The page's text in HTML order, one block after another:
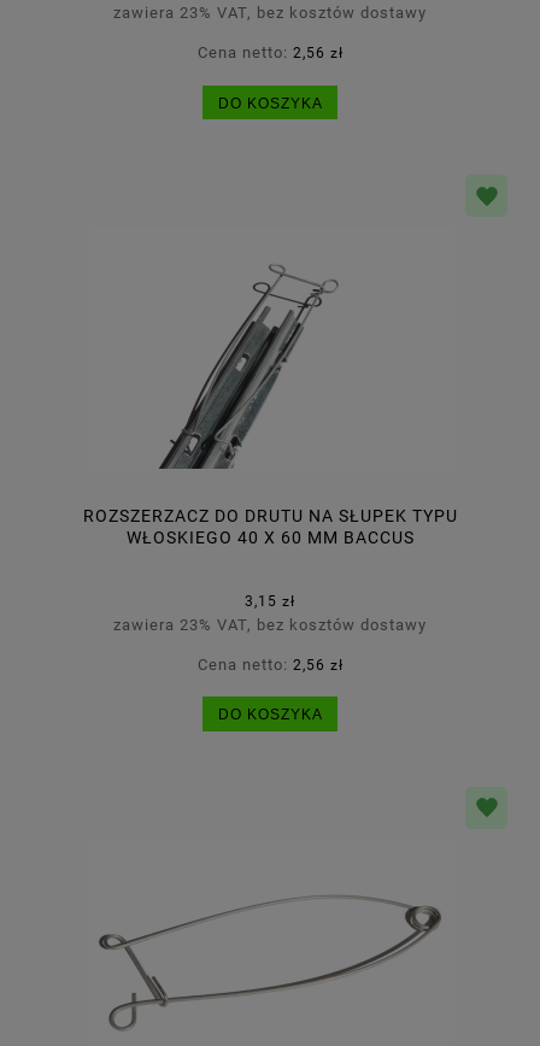
zawiera 23% VAT, bez kosztów dostawy
Cena netto: 2,56 zł
DO KOSZYKA
ROZSZERZACZ DO DRUTU NA SŁUPEK TYPU
WŁOSKIEGO 40 X 60 MM BACCUS
3,15 zł
zawiera 23% VAT, bez kosztów dostawy
Cena netto: 2,56 zł
DO KOSZYKA